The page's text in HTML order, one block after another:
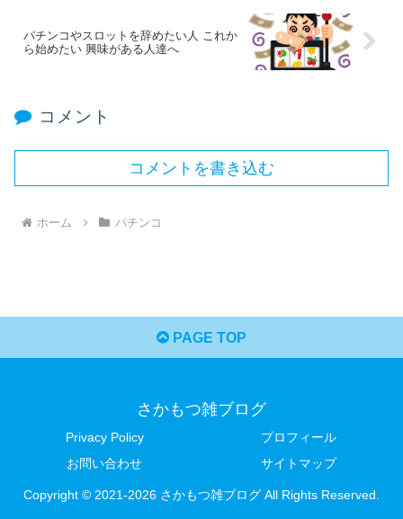
パチンコやスロットを辞めたい人 これか
ら始めたい 興味がある人達へ
コメント
コメントを書き込む
ホーム パチンコ
PAGE TOP
さかもつ雑ブログ
Privacy Policy
プロフィール
お問い合わせ
サイトマップ
Copyright © 2021-2026 さかもつ雑ブログ All Rights Reserved.